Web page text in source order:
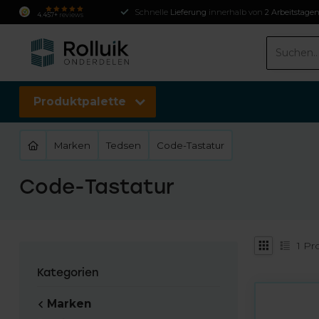
4.457+ reviews Schnelle Lieferung innerhalb von 2 Arbeitstagen
Produktpalette
Marken Tedsen Code-Tastatur
Code-Tastatur
Kategorien
Marken
1